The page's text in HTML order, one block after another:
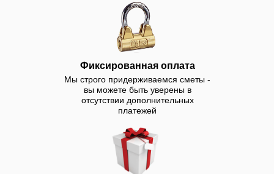
участке. Строим частные,
уличные, крытые бетонные,
композитные,
полипропиленовые
бассейны в помещении и
на даче. Недорого
установим чашу. У нас вы
можете купить
оборудование.
Осуществляем
строительство, ремонт и
реконструкцию бассейнов в
Фиксированная оплата
Мы строго придерживаемся сметы -
вы можете быть уверены в
отсутствии дополнительных
платежей